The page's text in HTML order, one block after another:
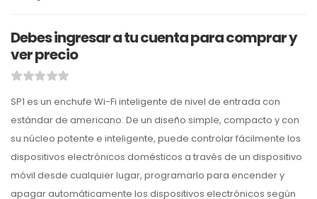
Debes ingresar a tu cuenta para comprar y
ver precio
SP1 es un enchufe Wi-Fi inteligente de nivel de entrada con
estándar de americano. De un diseño simple, compacto y con
su núcleo potente e inteligente, puede controlar fácilmente los
dispositivos electrónicos domésticos a través de un dispositivo
móvil desde cualquier lugar, programarlo para encender y
apagar automáticamente los dispositivos electrónicos según